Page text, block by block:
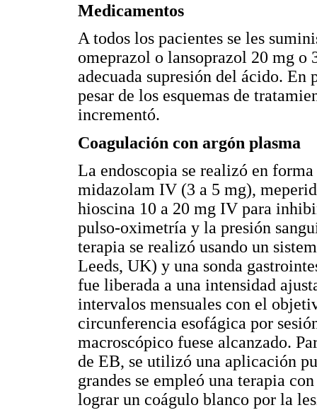
Medicamentos
A todos los pacientes se les
omeprazol o lansoprazol 20 mg o
adecuada supresión del ácido.
pesar de los esquemas de
incrementó.
Coagulación con argón plasma
La endoscopia se realizó en
midazolam IV (3 a 5 mg),
hioscina 10 a 20 mg IV para
pulso-oximetría y la presión
terapia se realizó usando un
Leeds, UK) y una sonda
fue liberada a una intensidad
intervalos mensuales con el
circunferencia esofágica por
macroscópico fuese alcanzado.
de EB, se utilizó una aplicación
grandes se empleó una terapia
lograr un coágulo blanco por la